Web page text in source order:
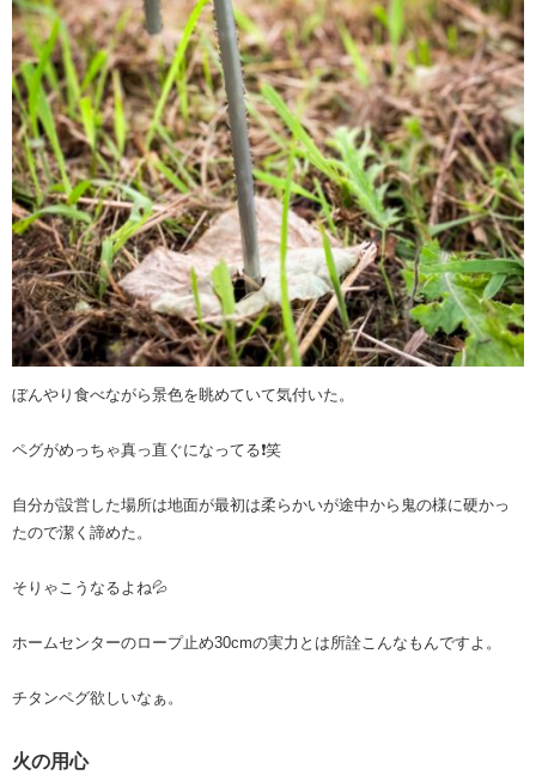
ぼんやり食べながら景色を眺めていて気付いた。
ペグがめっちゃ真っ直ぐになってる❗️笑
自分が設営した場所は地面が最初は柔らかいが途中から鬼の様に硬かっ
たので潔く諦めた。
そりゃこうなるよね💦
ホームセンターのロープ止め30cmの実力とは所詮こんなもんですよ。
チタンペグ欲しいなぁ。
火の用心